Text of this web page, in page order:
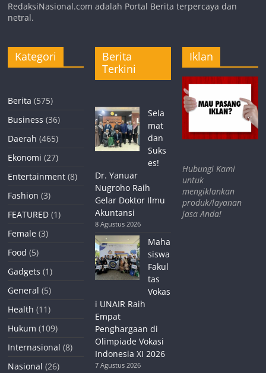
RedaksiNasional.com adalah Portal Berita terpercaya dan
netral.
Kategori
Berita (575)
Business (36)
Daerah (465)
Ekonomi (27)
Entertainment (8)
Fashion (3)
FEATURED (1)
Female (3)
Food (5)
Gadgets (1)
General (5)
Health (11)
Hukum (109)
Internasional (8)
Nasional (26)
Berita
Terkini
Sela
mat
dan
Suks
es!
Dr. Yanuar
Nugroho Raih
Gelar Doktor Ilmu
Akuntansi
8 Agustus 2026
Maha
siswa
Fakul
tas
Vokas
i UNAIR Raih
Empat
Penghargaan di
Olimpiade Vokasi
Indonesia XI 2026
7 Agustus 2026
Iklan
Hubungi Kami
untuk
mengiklankan
produk/layanan
jasa Anda!